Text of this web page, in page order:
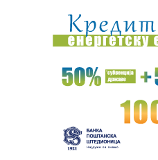
01:15:Muškarci i dalje u
za ...
01:03:Vremeplov: Rođen
Svečano zatvorene
01:03:Nikola Topić postigao